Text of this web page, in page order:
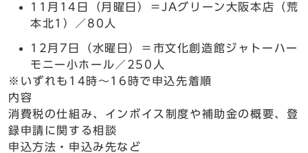
11月14日（月曜日）＝JAグリーン大阪本店（荒
本北1）／80人
12月7日（水曜日）＝市文化創造館ジャトーハー
モニー小ホール／250人
※いずれも14時～16時で申込先着順
内容
消費税の仕組み、インボイス制度や補助金の概要、登
録申請に関する相談
申込方法・申込み先など